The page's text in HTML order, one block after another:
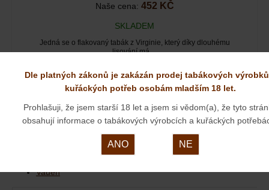
Naše cena: 452 KČ
SKLADEM
Jedná se o flakovaný tabák z Virginie, který díky dlouhému
lisování má…
Dýmky
Dýmky Vauen
Vauen Dýmky
Německé dýmky
Vauen
Dle platných zákonů je zakázán prodej tabákových
kuřáckých potřeb osobám mladším 18 let.
Prohlašuji, že jsem starší 18 let a jsem si vědom(a), že tyto
obsahují informace o tabákových výrobcích a kuřáckých
ANO NE